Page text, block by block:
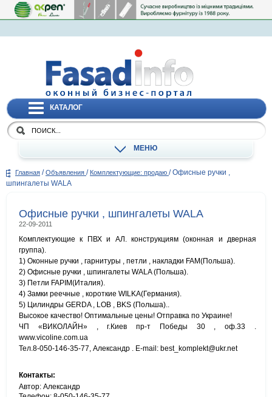
КАТАЛОГ
МЕНЮ
Главная / Объявления / Комплектующие: продаю / Офисные ручки ,
шпингалеты WALA
Офисные ручки , шпингалеты WALA
22-09-2011
Комплектующие к ПВХ и АЛ. конструкциям (оконная и дверная
группа).
1) Оконные ручки , гарнитуры , петли , накладки FAM(Польша).
2) Офисные ручки , шпингалеты WALA (Польша).
3) Петли FAPIM(Италия).
4) Замки реечные , короткие WILKA(Германия).
5) Цилиндры GERDA , LOB , BKS (Польша)..
Высокое качество! Оптимальные цены! Отправка по Украине!
ЧП «ВИКОЛАЙН» , г.Киев пр-т Победы 30 , оф.33 .
www.vicoline.com.ua
Тел.8-050-146-35-77, Александр . E-mail: best_komplekt@ukr.net
Контакты:
Автор: Александр